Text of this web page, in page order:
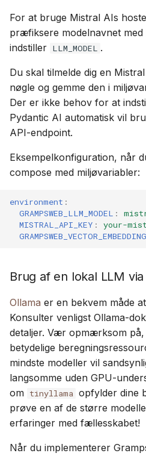
For at bruge Mistral AIs
præfiksere modelnavnet med
indstiller LLM_MODEL .
Du skal tilmelde dig en
nøgle og gemme den i
Der er ikke behov for at
Pydantic AI automatisk vil
API-endpoint.
Eksempelkonfiguration, når
compose med miljøvariabler:
environment :
GRAMPSWEB_LLM_MODEL :
MISTRAL_API_KEY :
your-
Brug af en lokal LLM
Ollama er en bekvem måde
Konsulter venligst Ollama-
detaljer. Vær opmærksom
betydelige
mindste modeller vil
langsomme uden GPU-
om tinyllama opfylder dine
prøve en af de større
erfaringer med fællesskabet!
Når du implementerer